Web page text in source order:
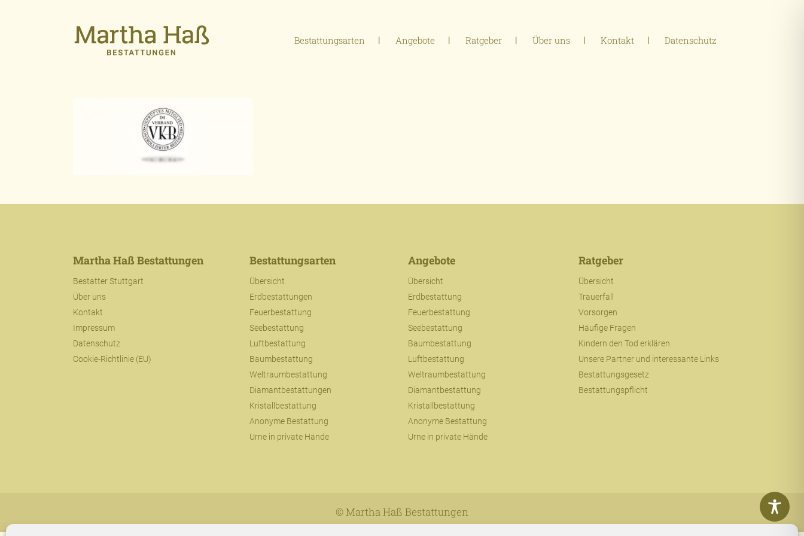
Bestattungsarten Angebote Ratgeber Über uns Kontakt Datenschutz
Martha Haß Bestattungen
Bestatter Stuttgart
Über uns
Kontakt
Impressum
Datenschutz
Cookie-Richtlinie (EU)
Bestattungsarten
Übersicht
Erdbestattungen
Feuerbestattung
Seebestattung
Luftbestattung
Baumbestattung
Weltraumbestattung
Diamantbestattungen
Kristallbestattung
Anonyme Bestattung
Urne in private Hände
Angebote
Übersicht
Erdbestattung
Feuerbestattung
Seebestattung
Baumbestattung
Luftbestattung
Weltraumbestattung
Diamantbestattung
Kristallbestattung
Anonyme Bestattung
Urne in private Hände
Ratgeber
Übersicht
Trauerfall
Vorsorgen
Häufige Fragen
Kindern den Tod erklären
Unsere Partner und interessante Links
Bestattungsgesetz
Bestattungspflicht
© Martha Haß Bestattungen